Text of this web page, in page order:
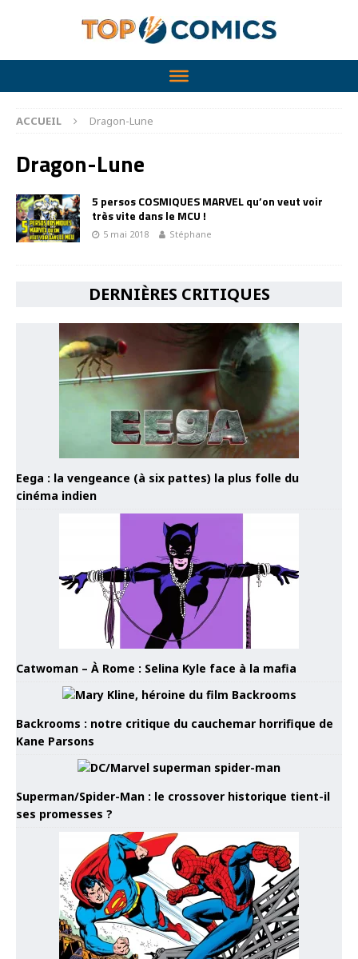
ACCUEIL Dragon-Lune
Dragon-Lune
5 persos COSMIQUES MARVEL qu’on veut voir
très vite dans le MCU !
5 mai 2018 Stéphane
DERNIÈRES CRITIQUES
Eega : la vengeance (à six pattes) la plus folle du
cinéma indien
Catwoman – À Rome : Selina Kyle face à la mafia
Backrooms : notre critique du cauchemar horrifique de
Kane Parsons
Superman/Spider-Man : le crossover historique tient-il
ses promesses ?